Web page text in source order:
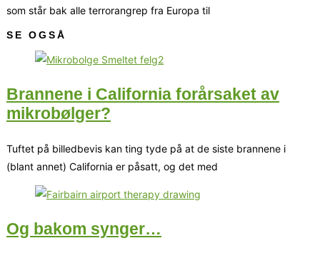
som står bak alle terrorangrep fra Europa til
SE OGSÅ
Brannene i California forårsaket av
mikrobølger?
Tuftet på billedbevis kan ting tyde på at de siste brannene i
(blant annet) California er påsatt, og det med
Og bakom synger…